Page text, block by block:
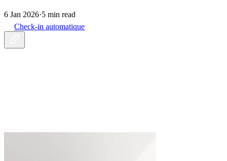
6 Jan 2026·5 min read
Check-in automatique